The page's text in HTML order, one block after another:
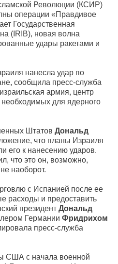
Революции (КСИР)
операции «Правдивое
Государственная
(IRIB), новая волна
удары ракетами и
нанесла удар по
сообщила пресс-служба
армия, центр
необходимых для ядерного
Штатов Дональд
что планы Израиля
его к нанесению ударов.
что это он, возможно,
наоборот.
с Испанией после ее
расходы и предоставить
президент Дональд
Германии Фридрихом
пресс-служба
США с начала военной